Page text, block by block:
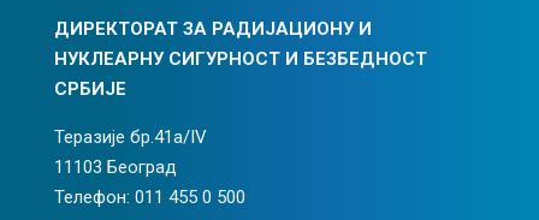
ДИРЕКТОРАТ ЗА РАДИЈАЦИОНУ И
НУКЛЕАРНУ СИГУРНОСТ И БЕЗБЕДНОСТ
СРБИЈЕ
Теразије бр.41а/IV
11103 Београд
Телефон: 011 455 0 500